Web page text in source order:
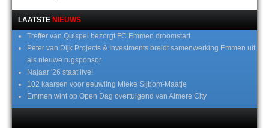
LAATSTE NIEUWS
Treffer van Quispel bezorgt FC Emmen droomstart
Peter van Dijk Projects & Investments breidt samenwerking Emmen uit
als nieuwe rugsponsor
Najaar '26 staat live!
102 kaarsen voor eeuwling Mieke Sijbom-Maatje
Emmen wint op Open Dag overtuigend van Almere City